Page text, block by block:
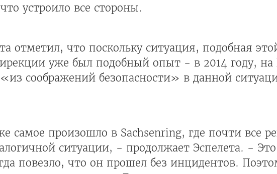
устроило все стороны.
отметил, что поскольку ситуация, подобная
уже был подобный опыт - в 2014 году,
соображений безопасности» в данной
самое произошло в Sachsenring, где почти все
ситуации, - продолжает Эспелета. -
повезло, что он прошел без инцидентов.